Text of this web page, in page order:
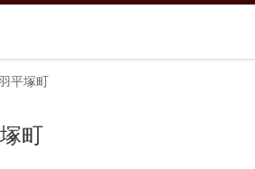
平塚町
町